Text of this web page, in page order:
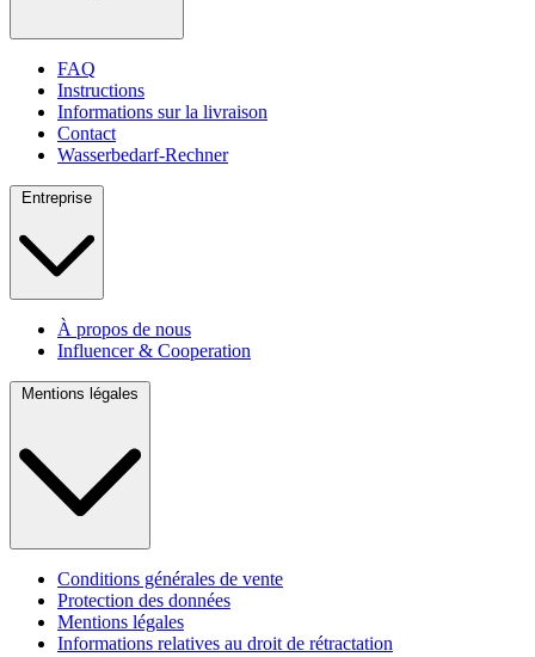
FAQ
Instructions
Informations sur la livraison
Contact
Wasserbedarf-Rechner
Entreprise
À propos de nous
Influencer & Cooperation
Mentions légales
Conditions générales de vente
Protection des données
Mentions légales
Informations relatives au droit de rétractation